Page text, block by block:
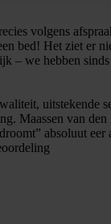
volgens
bed! Het ziet er
– we hebben sinds
uitstekende
Maassen van
absoluut eer